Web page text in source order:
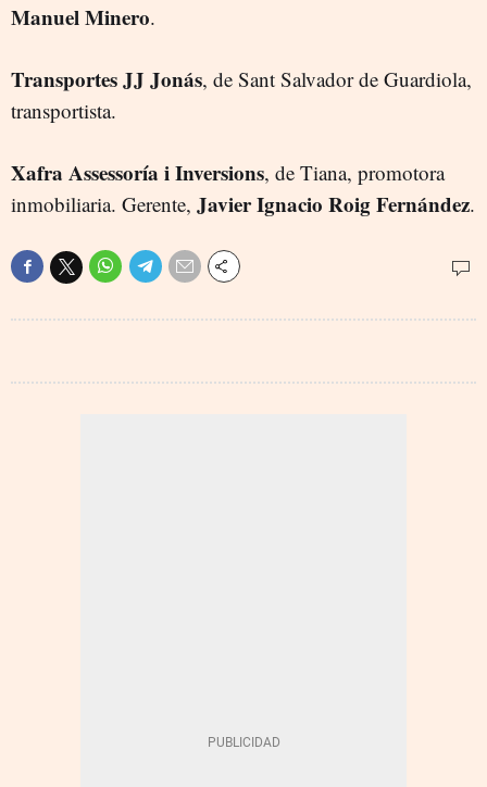
Manuel Minero.
Transportes JJ Jonás, de Sant Salvador de Guardiola,
transportista.
Xafra Assessoría i Inversions, de Tiana, promotora
inmobiliaria. Gerente, Javier Ignacio Roig Fernández.